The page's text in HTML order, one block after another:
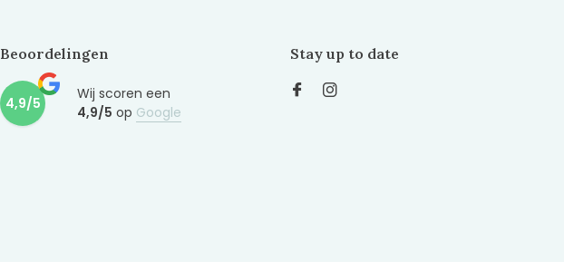
Beoordelingen
4,9/5
Wij scoren een
4,9/5 op Google
Stay up to date